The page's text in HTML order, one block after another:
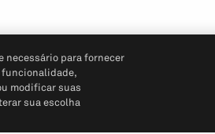
necessário para fornecer
funcionalidade,
modificar suas
sua escolha